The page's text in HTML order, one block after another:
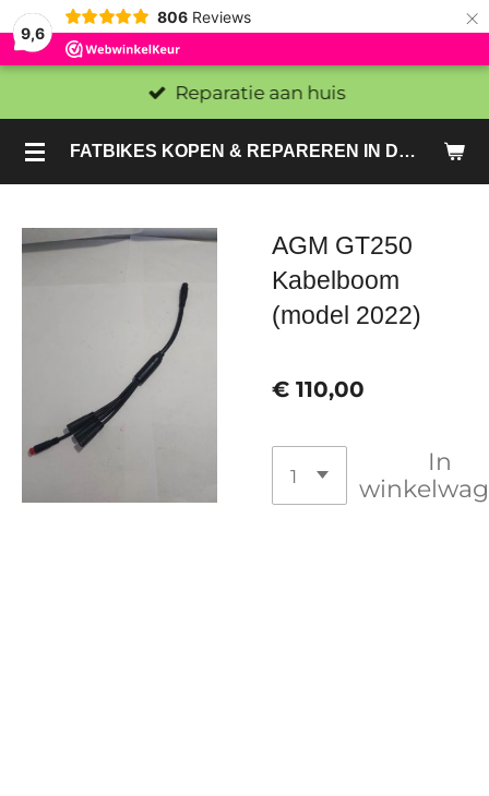
9,6
806 Reviews ×
FATBIKES KOPEN & REPAREREN IN DEN HAAG EN ZOETERMEER - SACHE BIKES
Reparatie aan huis
AGM GT250
Kabelboom
(model 2022)
€ 110,00
In